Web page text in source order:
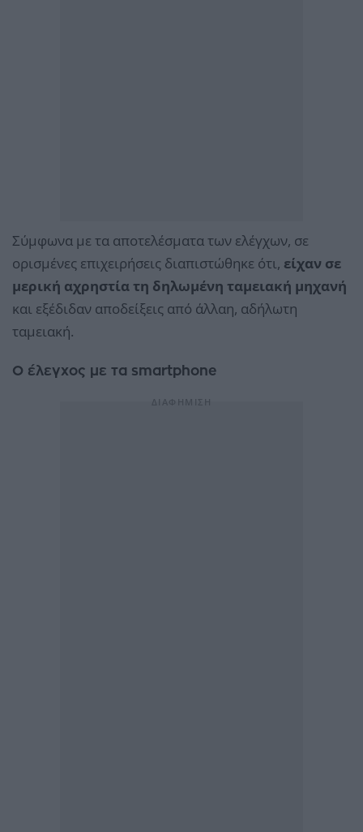
Σύμφωνα με τα αποτελέσματα των ελέγχων, σε
ορισμένες επιχειρήσεις διαπιστώθηκε ότι, είχαν σε
μερική αχρηστία τη δηλωμένη ταμειακή μηχανή
και εξέδιδαν αποδείξεις από άλλαη, αδήλωτη
ταμειακή.
Ο έλεγχος με τα smartphone